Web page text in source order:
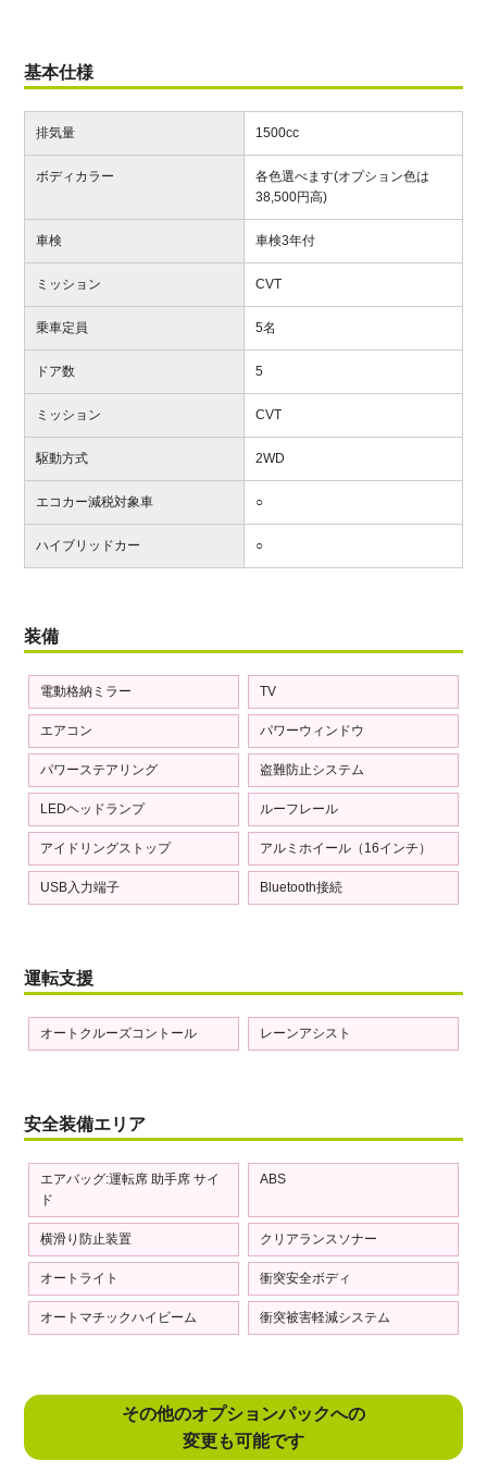
基本仕様
排気量 1500cc
ボディカラー
各色選べます(オプション色は
38,500円高)
車検 車検3年付
ミッション CVT
乗車定員 5名
ドア数 5
ミッション CVT
駆動方式 2WD
エコカー減税対象車 ○
ハイブリッドカー ○
装備
電動格納ミラー TV
エアコン パワーウィンドウ
パワーステアリング 盗難防止システム
LEDヘッドランプ ルーフレール
アイドリングストップ アルミホイール（16インチ）
USB入力端子 Bluetooth接続
運転支援
オートクルーズコントール レーンアシスト
安全装備エリア
エアバッグ:運転席 助手席 サイ
ド
ABS
横滑り防止装置 クリアランスソナー
オートライト 衝突安全ボディ
オートマチックハイビーム 衝突被害軽減システム
その他のオプションパックへの
変更も可能です